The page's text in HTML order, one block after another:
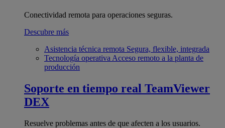
Conectividad remota para operaciones seguras.
Descubre más
Asistencia técnica remota Segura, flexible, integrada
Tecnología operativa Acceso remoto a la planta de
producción
Soporte en tiempo real TeamViewer
DEX
Resuelve problemas antes de que afecten a los usuarios.